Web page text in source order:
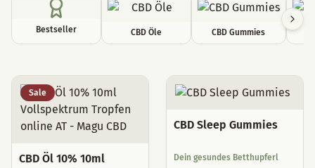
Bestseller CBD Öle CBD Gummies
Alle Produkte
Sale
CBD Öl 10% 10ml
CBD Sleep Gummies
Dein gesundes Betthupferl